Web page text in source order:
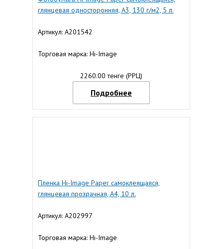
глянцевая односторонняя, A3, 130 г/м2, 5 л.
Артикул: A201542
Торговая марка: Hi-Image
2260.00 тенге (РРЦ)
Подробнее
Пленка Hi-Image Paper самоклеящаяся,
глянцевая прозрачная, A4, 10 л.
Артикул: A202997
Торговая марка: Hi-Image